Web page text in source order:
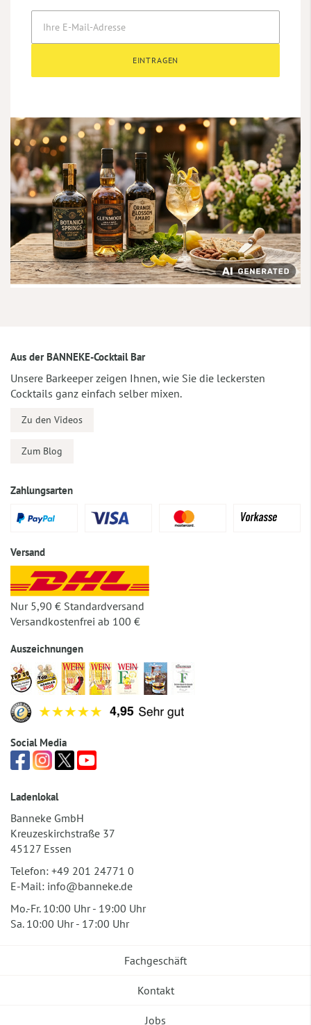
EINTRAGEN
Aus der BANNEKE-Cocktail Bar
Unsere Barkeeper zeigen Ihnen, wie Sie die leckersten
Cocktails ganz einfach selber mixen.
Zu den Videos
Zum Blog
Zahlungsarten
Versand
Nur 5,90 € Standardversand
Versandkostenfrei ab 100 €
Auszeichnungen
Social Media
Ladenlokal
Banneke GmbH
Kreuzeskirchstraße 37
45127 Essen
Telefon: +49 201 24771 0
E-Mail: info@banneke.de
Mo.-Fr. 10:00 Uhr - 19:00 Uhr
Sa. 10:00 Uhr - 17:00 Uhr
Fachgeschäft
Kontakt
Jobs